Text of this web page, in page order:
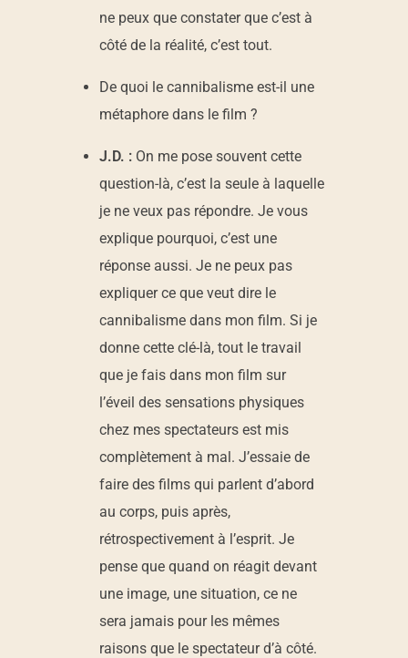
ne peux que constater que c’est à
côté de la réalité, c’est tout.
De quoi le cannibalisme est-il une
métaphore dans le film ?
J.D. : On me pose souvent cette
question-là, c’est la seule à laquelle
je ne veux pas répondre. Je vous
explique pourquoi, c’est une
réponse aussi. Je ne peux pas
expliquer ce que veut dire le
cannibalisme dans mon film. Si je
donne cette clé-là, tout le travail
que je fais dans mon film sur
l’éveil des sensations physiques
chez mes spectateurs est mis
complètement à mal. J’essaie de
faire des films qui parlent d’abord
au corps, puis après,
rétrospectivement à l’esprit. Je
pense que quand on réagit devant
une image, une situation, ce ne
sera jamais pour les mêmes
raisons que le spectateur d’à côté.